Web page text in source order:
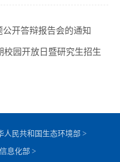
开答辩报告会的通知
校园开放日暨研究生招生
人民共和国生态环境部 >
息化部 >